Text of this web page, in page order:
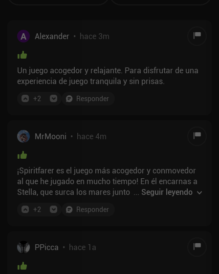
A Alexander • hace 3m
Un juego acogedor y relajante. Para disfrutar de una
experiencia de juego tranquila y sin prisas.
+2 Responder
MrMooni • hace 4m
¡Spiritfarer es el juego más acogedor y conmovedor
al que he jugado en mucho tiempo! En él encarnas a
Stella, que surca los mares junto a su adorable gato
allá. Puede que suene triste, pero el juego está lleno
película de animación dibujada a mano, y la música
es increíblemente relajante para el alma ️. Puedes
construir tu propio barco enorme, plantar jardines y
... Seguir leyendo
+2 Responder
PPicca • hace 1a